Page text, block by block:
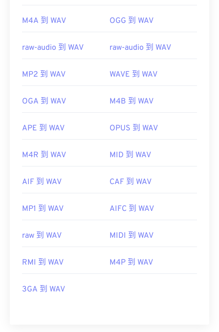
M4A 到 WAV OGG 到 WAV
raw-audio 到 WAV raw-audio 到 WAV
MP2 到 WAV WAVE 到 WAV
OGA 到 WAV M4B 到 WAV
APE 到 WAV OPUS 到 WAV
M4R 到 WAV MID 到 WAV
AIF 到 WAV CAF 到 WAV
MP1 到 WAV AIFC 到 WAV
raw 到 WAV MIDI 到 WAV
RMI 到 WAV M4P 到 WAV
3GA 到 WAV